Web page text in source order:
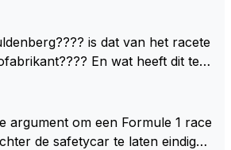
dan de F1 op dit moment.
en op de grenzen rijden van de
ouderwetse racen waarbij de ma
Als deze auto's g
beweerd. Dan kan hij
klasse laten zien en he
lol aan.
is dat van het racete
En wat heeft dit te
van newey geworden?? Eerlijk
de kop én het artikel niet echt.
argument om een Formule 1 race
de safetycar te laten eindigen